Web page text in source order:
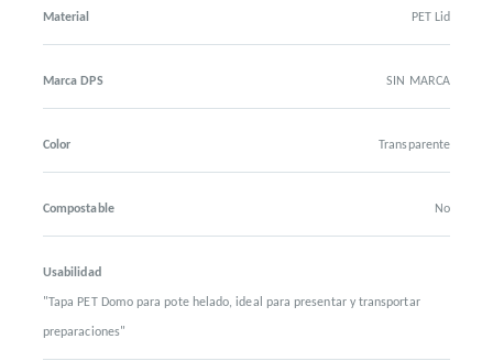
Material PET Lid
Marca DPS SIN MARCA
Color Transparente
Compostable No
Usabilidad
"Tapa PET Domo para pote helado, ideal para presentar y transportar
preparaciones"